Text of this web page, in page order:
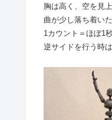
胸は高く、空を見
曲が少し落ち着い
1カウント＝ほぼ1
逆サイドを行う時